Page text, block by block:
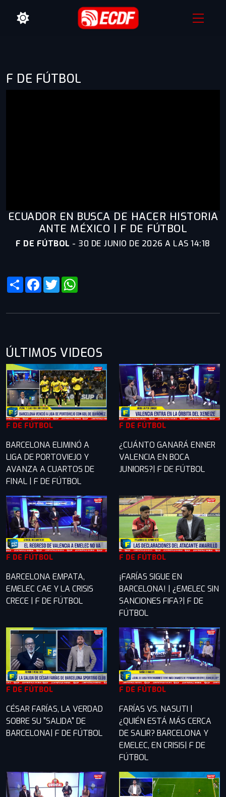
F DE FÚTBOL
ECUADOR EN BUSCA DE HACER HISTORIA
ANTE MÉXICO | F DE FÚTBOL
F DE FÚTBOL - 30 DE JUNIO DE 2026 A LAS 14:18
ShareFacebook
Twitter
ÚLTIMOS VIDEOS
F DE FÚTBOL
BARCELONA ELIMINÓ A
LIGA DE PORTOVIEJO Y
AVANZA A CUARTOS DE
FINAL | F DE FÚTBOL
F DE FÚTBOL
¿CUÁNTO GANARÁ ENNER
VALENCIA EN BOCA
JUNIORS?| F DE FÚTBOL
F DE FÚTBOL
BARCELONA EMPATA,
EMELEC CAE Y LA CRISIS
CRECE | F DE FÚTBOL
F DE FÚTBOL
¡FARÍAS SIGUE EN
BARCELONA! | ¿EMELEC SIN
SANCIONES FIFA?| F DE
FÚTBOL
F DE FÚTBOL
CÉSAR FARÍAS, LA VERDAD
SOBRE SU "SALIDA" DE
BARCELONA| F DE FÚTBOL
F DE FÚTBOL
FARÍAS VS. NASUTI |
¿QUIÉN ESTÁ MÁS CERCA
DE SALIR? BARCELONA Y
EMELEC, EN CRISIS| F DE
FÚTBOL